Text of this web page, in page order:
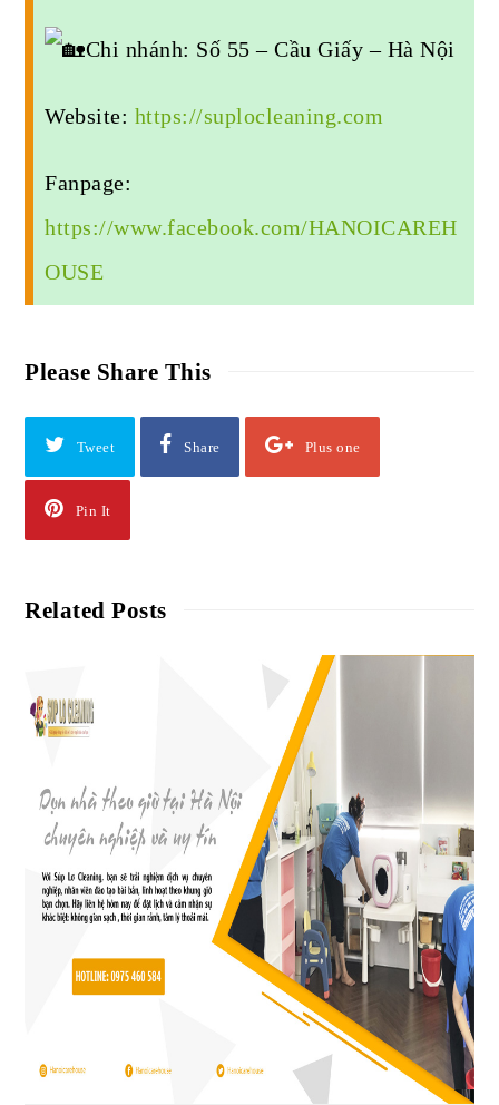
Chi nhánh: Số 55 – Cầu Giấy – Hà Nội
Website: https://suplocleaning.com
Fanpage:
https://www.facebook.com/HANOICAREH
OUSE
Please Share This
Tweet Share Plus one
Pin It
Related Posts